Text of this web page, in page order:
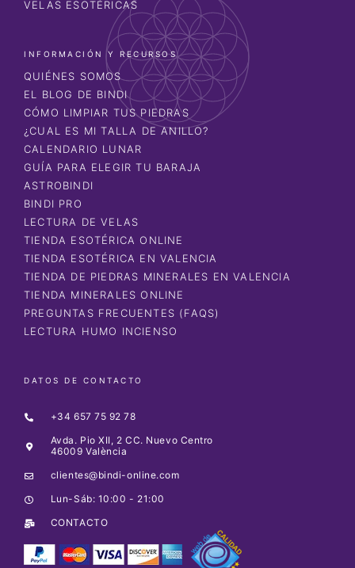
VELAS ESOTÉRICAS
INFORMACIÓN Y RECURSOS
QUIÉNES SOMOS
EL BLOG DE BINDI
CÓMO LIMPIAR TUS PIEDRAS
¿CUAL ES MI TALLA DE ANILLO?
CALENDARIO LUNAR
GUÍA PARA ELEGIR TU BARAJA
ASTROBINDI
BINDI PRO
LECTURA DE VELAS
TIENDA ESOTÉRICA ONLINE
TIENDA ESOTÉRICA EN VALENCIA
TIENDA DE PIEDRAS MINERALES EN VALENCIA
TIENDA MINERALES ONLINE
PREGUNTAS FRECUENTES (FAQS)
LECTURA HUMO INCIENSO
DATOS DE CONTACTO
+34 657 75 92 78
Avda. Pio XII, 2 CC. Nuevo Centro
46009 València
clientes@bindi-online.com
Lun-Sáb: 10:00 - 21:00
CONTACTO